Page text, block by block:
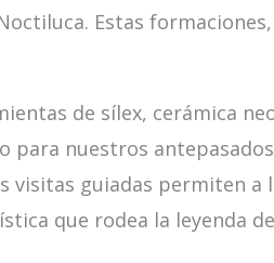
Estas
de sílex, cerámica
para nuestros
visitas guiadas permiten a
que rodea la leyenda